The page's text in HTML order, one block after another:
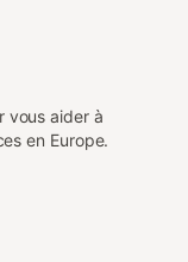
vous aider à
en Europe.